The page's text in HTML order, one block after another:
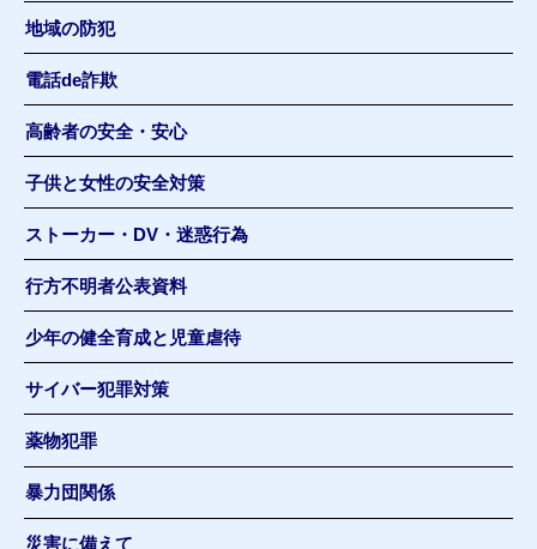
地域の防犯
電話de詐欺
高齢者の安全・安心
子供と女性の安全対策
ストーカー・DV・迷惑行為
行方不明者公表資料
少年の健全育成と児童虐待
サイバー犯罪対策
薬物犯罪
暴力団関係
災害に備えて